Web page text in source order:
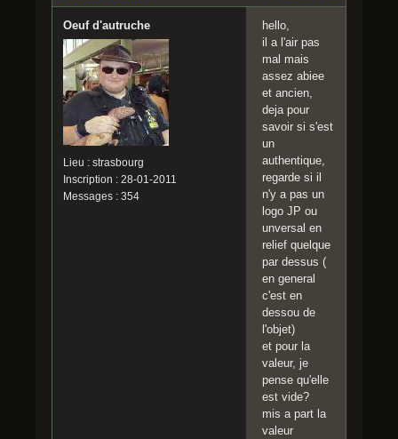
Oeuf d'autruche
Lieu : strasbourg
Inscription : 28-01-2011
Messages : 354
hello,
il a l'air pas
mal mais
assez abiee
et ancien,
deja pour
savoir si s'est
un
authentique,
regarde si il
n'y a pas un
logo JP ou
unversal en
relief quelque
par dessus (
en general
c'est en
dessou de
l'objet)
et pour la
valeur, je
pense qu'elle
est vide?
mis a part la
valeur